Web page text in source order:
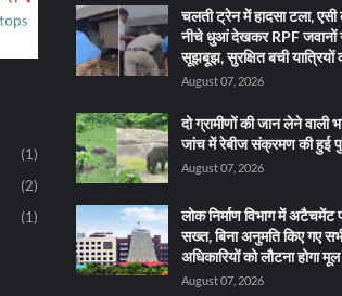
(1)
(2)
(1)
चलती ट्रेन में हादसा टला,
नीचे धुआं देखकर RPF जवानों
सूझबूझ, सुरक्षित बची यात्रियों
August 07, 2026
दो ग्रामीणों की जान लेने वाली
जांच में रेबीज संक्रमण की हुई
August 07, 2026
लोक निर्माण विभाग में अटैचमेंट
सख्त, बिना अनुमति किए गए
अधिकारियों को लौटना होगा
August 07, 2026